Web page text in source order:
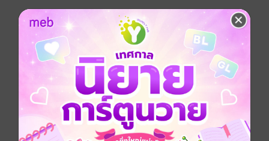
อยากได้ แชร์
เธอได้ช่วยชีวิตน้องสาวของเขาจากคนร้าย แต่เขากลับคิด
ว่าเธอตั้งใจเข้ามาหลอกน้องสาวของเขาเพื่อหวังผล
ประโยชน์เท่านั้น เขาจึงไม่ชอบหน้าและตั้งแง่กับเธอทุก
ครั้งที่ทั้งสองพบเจอกันเขาจะชอบพูดจากวนประสาทเธอ